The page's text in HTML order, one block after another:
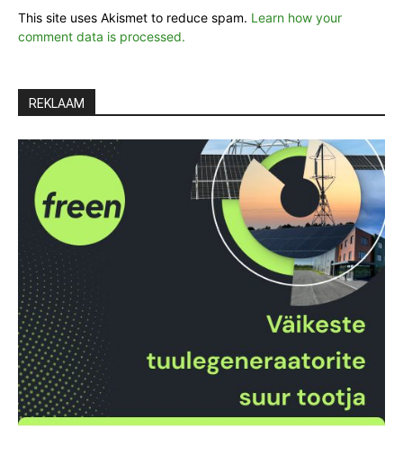
This site uses Akismet to reduce spam. Learn how your
comment data is processed.
REKLAAM